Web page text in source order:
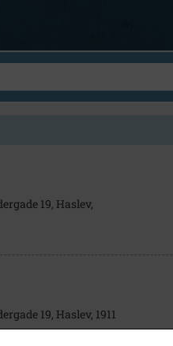
19, Haslev,
19, Haslev, 1911